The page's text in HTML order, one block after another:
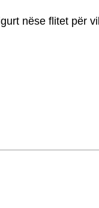
nëse flitet për